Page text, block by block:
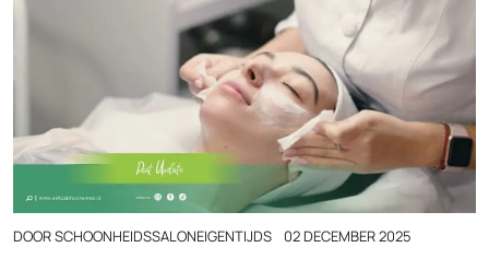
DOORSCHOONHEIDSSALONEIGENTIJDS 02 DECEMBER 2025